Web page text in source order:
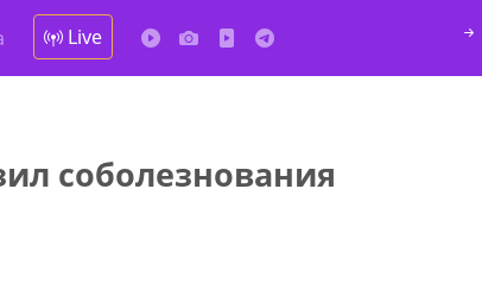
Live
соболезнования
в